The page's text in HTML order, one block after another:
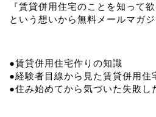
『賃貸併用住宅のことを知って欲
という想いから無料メールマガジ
●賃貸併用住宅作りの知識
●経験者目線から見た賃貸併用住
●住み始めてから気づいた失敗し